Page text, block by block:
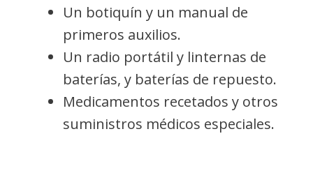
Un botiquín y un manual de
primeros auxilios.
Un radio portátil y linternas de
baterías, y baterías de repuesto.
Medicamentos recetados y otros
suministros médicos especiales.